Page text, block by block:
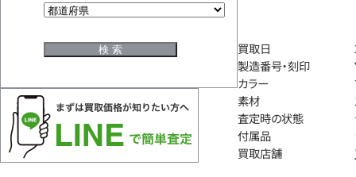
買取日
製造番号・刻印
カラー
素材
査定時の状態
付属品
買取店舗